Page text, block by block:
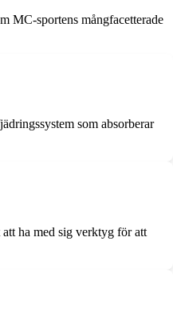
MC-sportens mångfacetterade
som absorberar
ha med sig verktyg för att